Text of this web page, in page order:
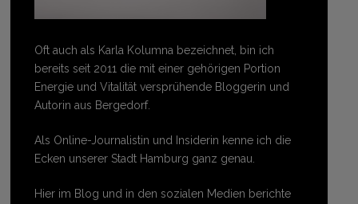
Oft auch als Karla Kolumna bezeichnet, bin ich
bereits seit 2011 die mit einer gehörigen Portion
Energie und Vitalität versprühende Bloggerin und
Autorin aus Bergedorf.
Als Online-Journalistin und Insiderin kenne ich die
Ecken unserer Stadt Hamburg ganz genau.
Hier im Blog und in den sozialen Medien berichte